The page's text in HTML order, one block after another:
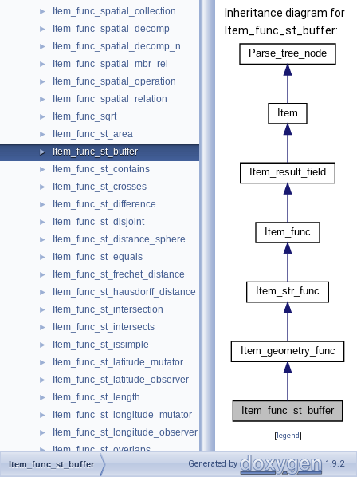
► Item_func_spatial_collection
► Item_func_spatial_decomp
► Item_func_spatial_decomp_n
► Item_func_spatial_mbr_rel
► Item_func_spatial_operation
► Item_func_spatial_relation
► Item_func_sqrt
► Item_func_st_area
► Item_func_st_buffer
► Item_func_st_contains
► Item_func_st_crosses
► Item_func_st_difference
► Item_func_st_disjoint
► Item_func_st_distance_sphere
► Item_func_st_equals
► Item_func_st_frechet_distance
► Item_func_st_hausdorff_distance
► Item_func_st_intersection
► Item_func_st_intersects
► Item_func_st_issimple
► Item_func_st_latitude_mutator
► Item_func_st_latitude_observer
► Item_func_st_length
► Item_func_st_longitude_mutator
► Item_func_st_longitude_observer
► Item_func_st_overlaps
► Item_func_st_pointatdistance
Inheritance diagram for
Item_func_st_buffer:
[legend]
Public Member
Item_func_st_buffer Generated by 1.9.2